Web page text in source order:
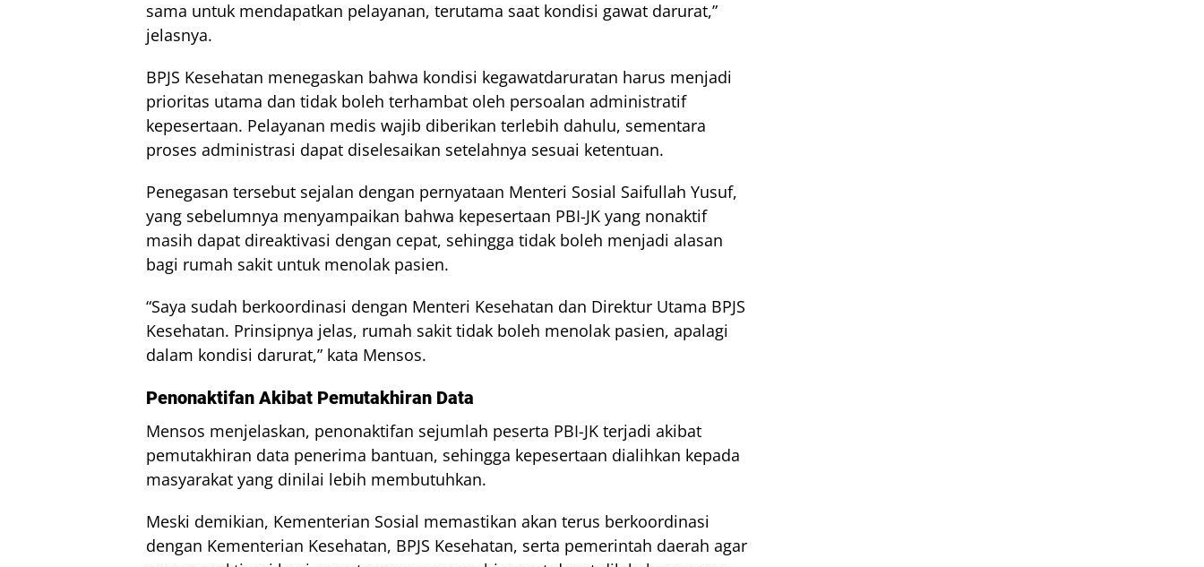
sama untuk mendapatkan pelayanan, terutama saat kondisi gawat darurat,”
jelasnya.
BPJS Kesehatan menegaskan bahwa kondisi kegawatdaruratan harus menjadi
prioritas utama dan tidak boleh terhambat oleh persoalan administratif
kepesertaan. Pelayanan medis wajib diberikan terlebih dahulu, sementara
proses administrasi dapat diselesaikan setelahnya sesuai ketentuan.
Penegasan tersebut sejalan dengan pernyataan Menteri Sosial Saifullah Yusuf,
yang sebelumnya menyampaikan bahwa kepesertaan PBI-JK yang nonaktif
masih dapat direaktivasi dengan cepat, sehingga tidak boleh menjadi alasan
bagi rumah sakit untuk menolak pasien.
“Saya sudah berkoordinasi dengan Menteri Kesehatan dan Direktur Utama BPJS
Kesehatan. Prinsipnya jelas, rumah sakit tidak boleh menolak pasien, apalagi
dalam kondisi darurat,” kata Mensos.
Penonaktifan Akibat Pemutakhiran Data
Mensos menjelaskan, penonaktifan sejumlah peserta PBI-JK terjadi akibat
pemutakhiran data penerima bantuan, sehingga kepesertaan dialihkan kepada
masyarakat yang dinilai lebih membutuhkan.
Meski demikian, Kementerian Sosial memastikan akan terus berkoordinasi
dengan Kementerian Kesehatan, BPJS Kesehatan, serta pemerintah daerah agar